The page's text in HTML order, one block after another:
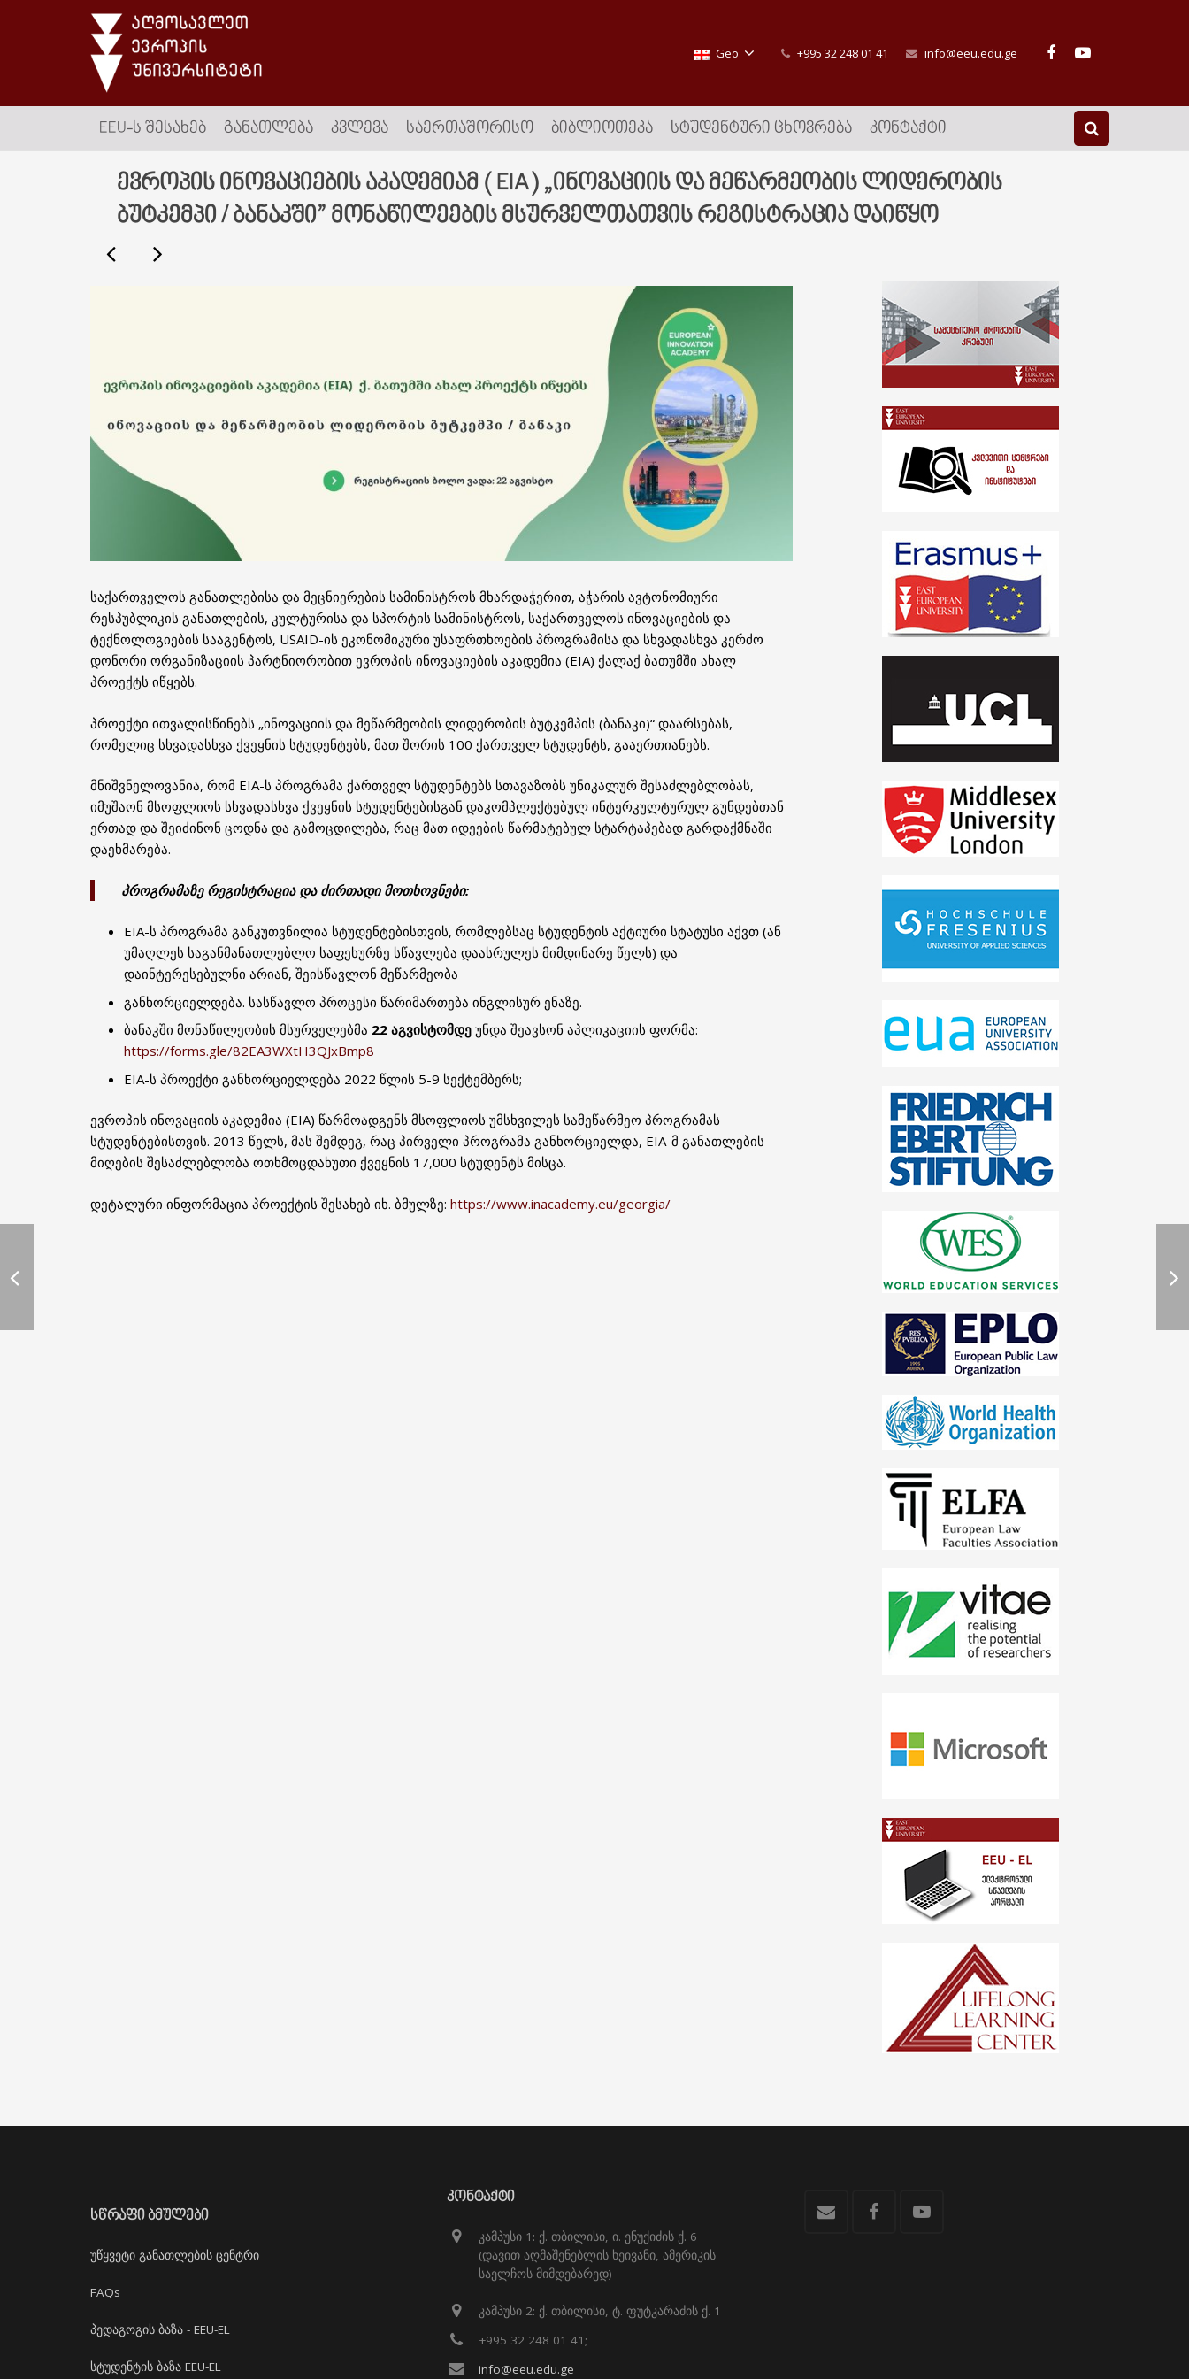
Geo +995 32 248 01 41 info@eeu.edu.ge
EEU-Ს ᲨᲔᲡᲐᲮᲔᲑ ᲒᲐᲜᲐᲗᲚᲔᲑᲐ ᲙᲕᲚᲔᲕᲐ ᲡᲐᲔᲠᲗᲐᲨᲝᲠᲘᲡᲝ ᲑᲘᲑᲚᲘᲝᲗᲔᲙᲐ ᲡᲢᲣᲓᲔᲜᲢᲣᲠᲘ ᲪᲮᲝᲕᲠᲔᲑᲐ ᲙᲝᲜᲢᲐᲥᲢᲘ
ევროპის ინოვაციების აკადემიამ ( EIA) „ინოვაციის და მეწარმეობის ლიდერობის
ბუტკემპი / ბანაკში” მონაწილეების მსურველთათვის რეგისტრაცია დაიწყო
საქართველოს განათლებისა და მეცნიერების სამინისტროს მხარდაჭერით, აჭარის ავტონომიური
რესპუბლიკის განათლების, კულტურისა და სპორტის სამინისტროს, საქართველოს ინოვაციების და
ტექნოლოგიების სააგენტოს, USAID-ის ეკონომიკური უსაფრთხოების პროგრამისა და სხვადასხვა კერძო
დონორი ორგანიზაციის პარტნიორობით ევროპის ინოვაციების აკადემია (EIA) ქალაქ ბათუმში ახალ
პროექტს იწყებს.
პროექტი ითვალისწინებს „ინოვაციის და მეწარმეობის ლიდერობის ბუტკემპის (ბანაკი)“ დაარსებას,
რომელიც სხვადასხვა ქვეყნის სტუდენტებს, მათ შორის 100 ქართველ სტუდენტს, გააერთიანებს.
მნიშვნელოვანია, რომ EIA-ს პროგრამა ქართველ სტუდენტებს სთავაზობს უნიკალურ შესაძლებლობას,
იმუშაონ მსოფლიოს სხვადასხვა ქვეყნის სტუდენტებისგან დაკომპლექტებულ ინტერკულტურულ გუნდებთან
ერთად და შეიძინონ ცოდნა და გამოცდილება, რაც მათ იდეების წარმატებულ სტარტაპებად გარდაქმნაში
დაეხმარება.
პროგრამაზე რეგისტრაცია და ძირთადი მოთხოვნები:
EIA-ს პროგრამა განკუთვნილია სტუდენტებისთვის, რომლებსაც სტუდენტის აქტიური სტატუსი აქვთ (ან
უმაღლეს საგანმანათლებლო საფეხურზე სწავლება დაასრულეს მიმდინარე წელს) და
დაინტერესებულნი არიან, შეისწავლონ მეწარმეობა
განხორციელდება. სასწავლო პროცესი წარიმართება ინგლისურ ენაზე.
ბანაკში მონაწილეობის მსურველებმა 22 აგვისტომდეუნდა შეავსონ აპლიკაციის ფორმა:
https://forms.gle/82EA3WXtH3QJxBmp8
EIA-ს პროექტი განხორციელდება 2022 წლის 5-9 სექტემბერს;
ევროპის ინოვაციის აკადემია (EIA) წარმოადგენს მსოფლიოს უმსხვილეს სამეწარმეო პროგრამას
სტუდენტებისთვის. 2013 წელს, მას შემდეგ, რაც პირველი პროგრამა განხორციელდა, EIA-მ განათლების
მიღების შესაძლებლობა ოთხმოცდახუთი ქვეყნის 17,000 სტუდენტს მისცა.
დეტალური ინფორმაცია პროექტის შესახებ იხ. ბმულზე: https://www.inacademy.eu/georgia/
ᲡᲬᲠᲐᲤᲘ ᲑᲛᲣᲚᲔᲑᲘ
უწყვეტი განათლების ცენტრი
FAQs
პედაგოგის ბაზა - EEU-EL
სტუდენტის ბაზა EEU-EL
ᲙᲝᲜᲢᲐᲥᲢᲘ
კამპუსი 1: ქ. თბილისი, ი. ენუქიძის ქ. 6
(დავით აღმაშენებლის ხეივანი, ამერიკის
საელჩოს მიმდებარედ)
კამპუსი 2: ქ. თბილისი, ტ. ფუტკარაძის ქ. 1
+995 32 248 01 41;
info@eeu.edu.ge